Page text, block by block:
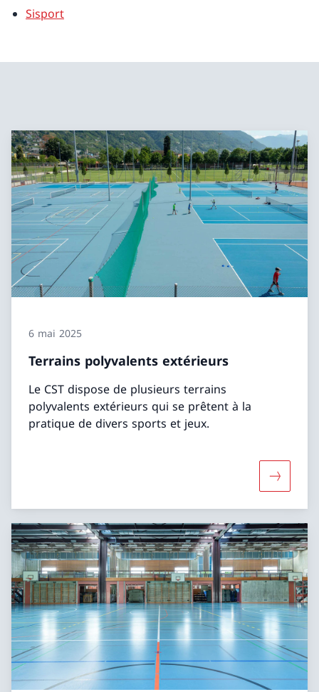
Sisport
6 mai 2025
Terrains polyvalents extérieurs
Le CST dispose de plusieurs terrains
polyvalents extérieurs qui se prêtent à la
pratique de divers sports et jeux.